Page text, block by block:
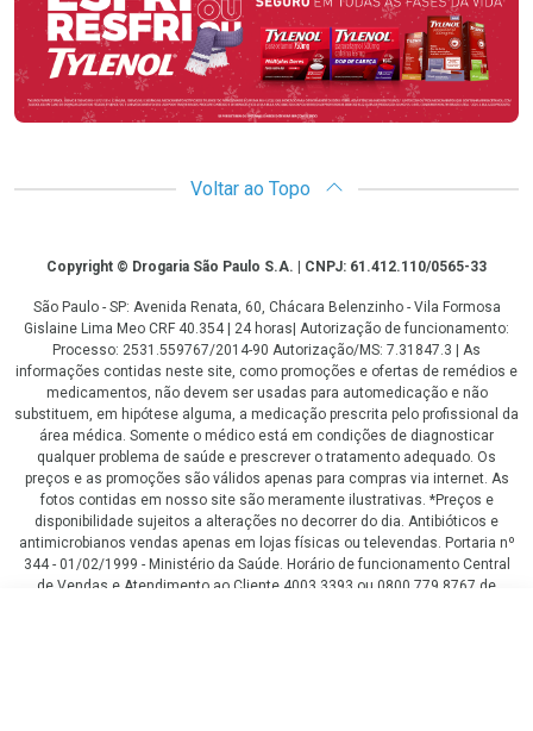
Voltar ao Topo
CopyrightCopyright © Drogaria São Paulo S.A. | CNPJ: 61.412.110/0565-33
São Paulo - SP: Avenida Renata, 60, Chácara Belenzinho - Vila Formosa
Gislaine Lima Meo CRF 40.354 | 24 horas| Autorização de funcionamento:
Processo: 2531.559767/2014-90 Autorização/MS: 7.31847.3 | As
informações contidas neste site, como promoções e ofertas de remédios e
medicamentos, não devem ser usadas para automedicação e não
substituem, em hipótese alguma, a medicação prescrita pelo profissional da
área médica. Somente o médico está em condições de diagnosticar
qualquer problema de saúde e prescrever o tratamento adequado. Os
preços e as promoções são válidos apenas para compras via internet. As
fotos contidas em nosso site são meramente ilustrativas. *Preços e
disponibilidade sujeitos a alterações no decorrer do dia. Antibióticos e
antimicrobianos vendas apenas em lojas físicas ou televendas. Portaria nº
344 - 01/02/1999 - Ministério da Saúde. Horário de funcionamento Central
de Vendas e Atendimento ao Cliente 4003 3393 ou 0800 779 8767 de